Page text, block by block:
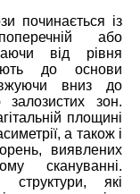
починається із
або
від рівня
до основи
вниз до
залозистих зон.
площині
а також і
виявлених
у скануванні.
структури, які